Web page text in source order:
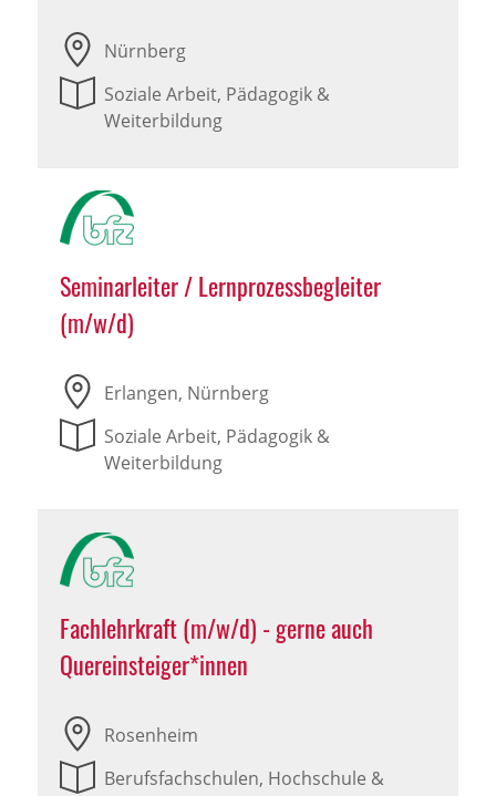
Nürnberg
Soziale Arbeit, Pädagogik &
Weiterbildung
Seminarleiter / Lernprozessbegleiter
(m/w/d)
Erlangen, Nürnberg
Soziale Arbeit, Pädagogik &
Weiterbildung
Fachlehrkraft (m/w/d) - gerne auch
Quereinsteiger*innen
Rosenheim
Berufsfachschulen, Hochschule &